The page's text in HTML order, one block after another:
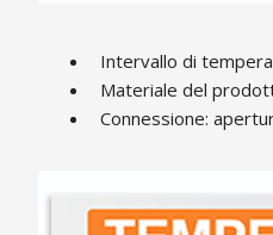
Intervallo di
Materiale del
Connessione: